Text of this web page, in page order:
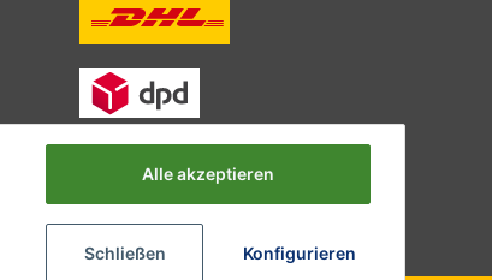
Alle akzeptieren
Schließen Konfigurieren